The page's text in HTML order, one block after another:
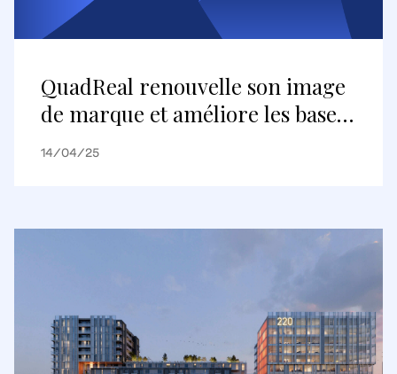
QuadReal renouvelle son image
de marque et améliore les bases
numériques
14/04/25